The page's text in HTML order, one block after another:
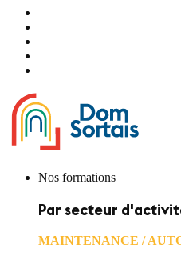
Nos formations
Par secteur
MAINTENANCE /